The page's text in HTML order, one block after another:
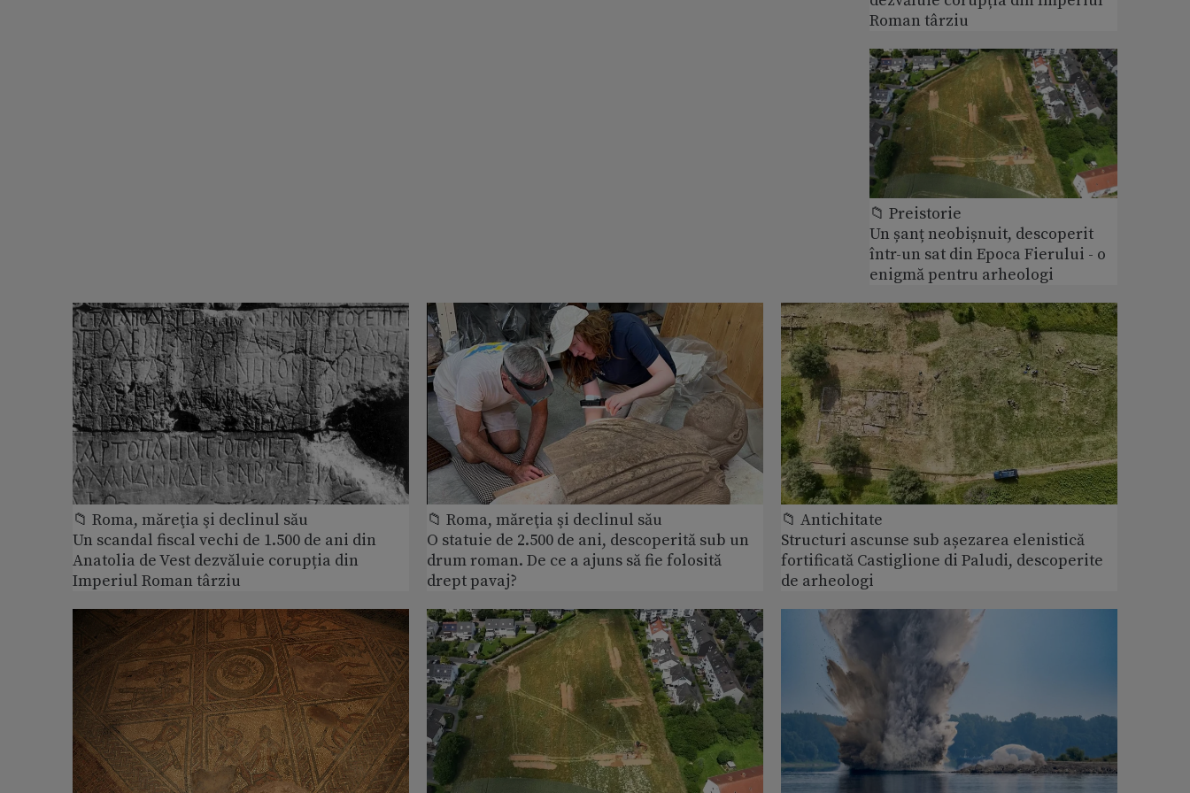
Roman târziu
📁 Preistorie
Un șanț neobișnuit, descoperit
într-un sat din Epoca Fierului - o
enigmă pentru arheologi
📁 Roma, măreţia şi declinul său
Un scandal fiscal vechi de 1.500 de ani din
Anatolia de Vest dezvăluie corupția din
Imperiul Roman târziu
📁 Roma, măreţia şi declinul său
O statuie de 2.500 de ani, descoperită sub un
drum roman. De ce a ajuns să fie folosită
drept pavaj?
📁 Antichitate
Structuri ascunse sub așezarea elenistică
fortificată Castiglione di Paludi, descoperite
de arheologi